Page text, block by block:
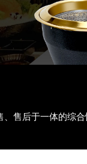
售后于一体的综